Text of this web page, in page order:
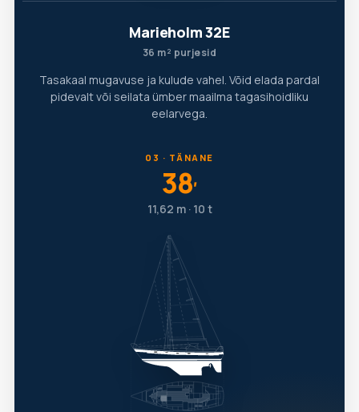
Marieholm 32E
36 m² purjesid
Tasakaal mugavuse ja kulude vahel. Võid elada pardal
pidevalt või seilata ümber maailma tagasihoidliku
eelarvega.
03 · TÄNANE
38′
11,62 m · 10 t